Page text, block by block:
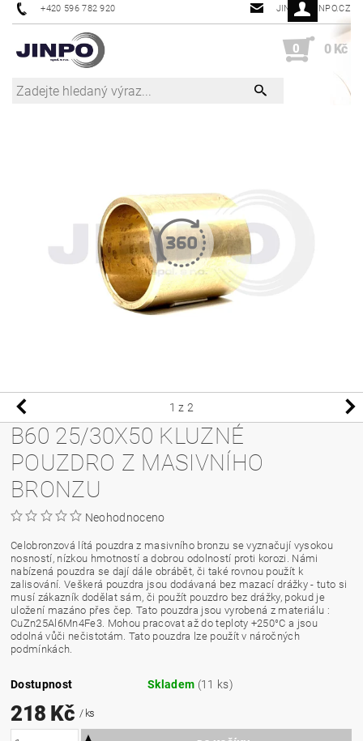
+420 596 782 920 JINPO@JINPO.CZ
0 0 Kč
1 z 2
B60 25/30X50 KLUZNÉ
POUZDRO Z MASIVNÍHO
BRONZU
Neohodnoceno
Celobronzová lítá pouzdra z masivního bronzu se vyznačují vysokou
nosností, nízkou hmotností a dobrou odolností proti korozi. Námi
nabízená pouzdra se dají dále obrábět, či také rovnou použít k
zalisování. Veškerá pouzdra jsou dodávaná bez mazací drážky - tuto si
musí zákazník dodělat sám, či použít pouzdro bez drážky, pokud je
uložení mazáno přes čep. Tato pouzdra jsou vyrobená z materiálu :
CuZn25Al6Mn4Fe3. Mohou pracovat až do teploty +250°C a jsou
odolná vůči nečistotám. Tato pouzdra lze použít v náročných
podmínkách.
Dostupnost Skladem (11 ks)
218 Kč / ks